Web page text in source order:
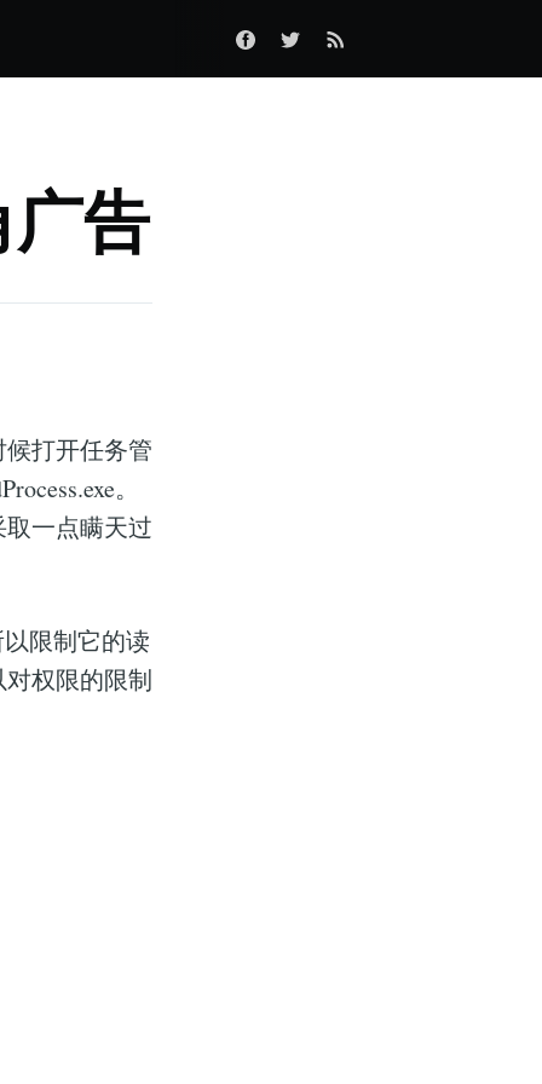
告
打开任务管
。
一点瞒天过
以限制它的读
权限的限制